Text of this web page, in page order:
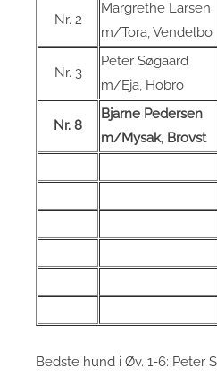
Nr. 2
Margrethe Larsen
m/Tora, Vendelbo
Nr. 3
Peter Søgaard
m/Eja, Hobro
Nr. 8
Bjarne Pedersen
m/Mysak, Brovst
Bedste hund i Øv. 1-6: Peter